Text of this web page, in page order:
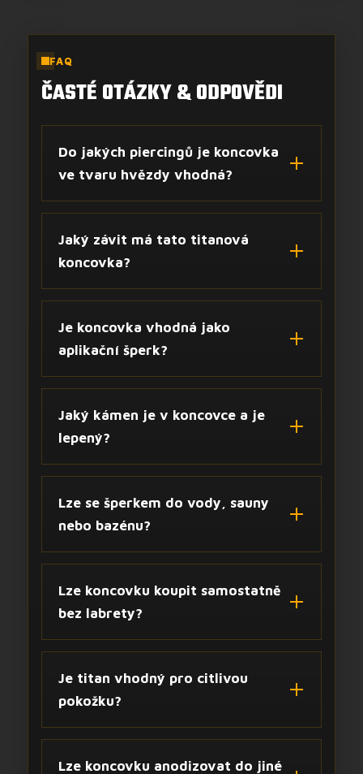
FAQ
ČASTÉ OTÁZKY & ODPOVĚDI
Do jakých piercingů je koncovka
ve tvaru hvězdy vhodná?
Jaký závit má tato titanová
koncovka?
Je koncovka vhodná jako
aplikační šperk?
Jaký kámen je v koncovce a je
lepený?
Lze se šperkem do vody, sauny
nebo bazénu?
Lze koncovku koupit samostatně
bez labrety?
Je titan vhodný pro citlivou
pokožku?
Lze koncovku anodizovat do jiné